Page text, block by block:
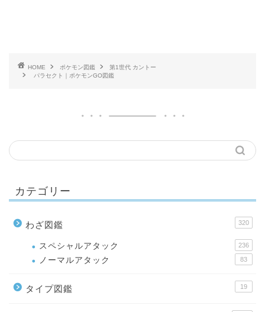
HOME ポケモン図鑑
第1世代 カントー
パラセクト｜ポケモンGO図鑑
カテゴリー
わざ図鑑 320
スペシャルアタック 236
ノーマルアタック 83
タイプ図鑑 19